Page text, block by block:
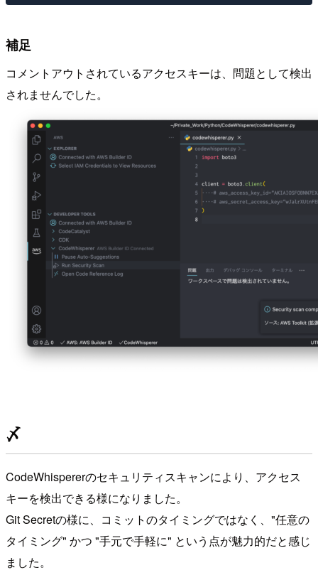
補足
コメントアウトされているアクセスキーは、問題として検出
されませんでした。
〆
CodeWhispererのセキュリティスキャンにより、アクセス
キーを検出できる様になりました。
Git Secretの様に、コミットのタイミングではなく、"任意の
タイミング" かつ "手元で手軽に" という点が魅力的だと感じ
ました。